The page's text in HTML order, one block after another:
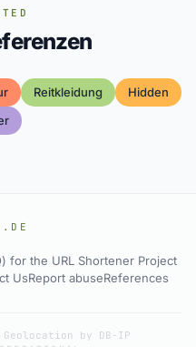
Reitkleidung
Hidden
for the URL Shortener Project
UsReport abuseReferences
by DB-IP